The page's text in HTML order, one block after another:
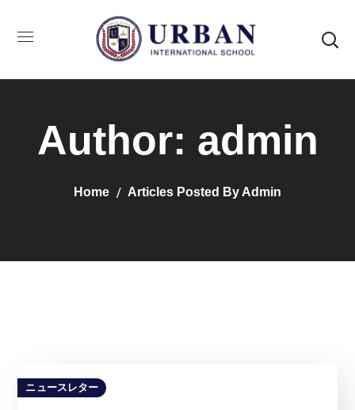
Author: admin
Home Articles Posted By Admin
ニュースレター